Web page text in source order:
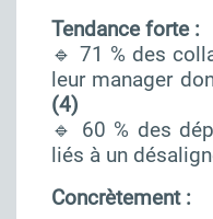
Tendance forte :
🔹 71 % des
leur manager
(4)
🔹 60 % des
liés à un
Concrètement :